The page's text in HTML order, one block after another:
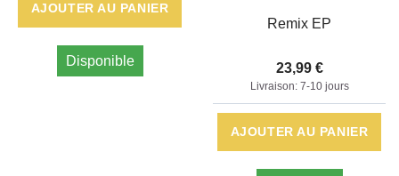
AJOUTER AU PANIER
Disponible
Remix EP
23,99 €
Livraison: 7-10 jours
AJOUTER AU PANIER